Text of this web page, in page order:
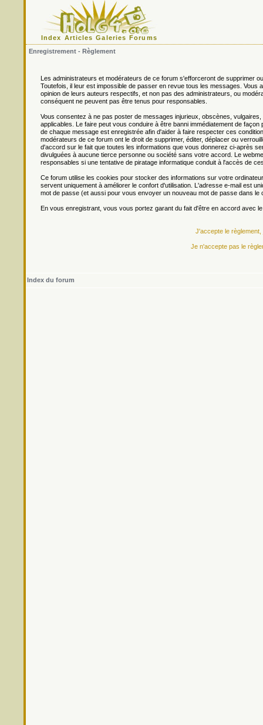
Index Articles Galeries Forums
Enregistrement - Règlement
Les administrateurs et modérateurs de ce forum s'efforceront de supprimer
Toutefois, il leur est impossible de passer en revue tous les messages.
opinion de leurs auteurs respectifs, et non pas des administrateurs, ou
conséquent ne peuvent pas être tenus pour responsables.
Vous consentez à ne pas poster de messages injurieux, obscènes,
applicables. Le faire peut vous conduire à être banni immédiatement de
de chaque message est enregistrée afin d'aider à faire respecter ces
modérateurs de ce forum ont le droit de supprimer, éditer, déplacer ou
d'accord sur le fait que toutes les informations que vous donnerez ci-après
divulguées à aucune tierce personne ou société sans votre accord. Le
responsables si une tentative de piratage informatique conduit à l'accès de
Ce forum utilise les cookies pour stocker des informations sur votre
servent uniquement à améliorer le confort d'utilisation. L'adresse e-mail est
mot de passe (et aussi pour vous envoyer un nouveau mot de passe dans le
En vous enregistrant, vous vous portez garant du fait d'être en accord avec
J'accepte le
Je n'accepte pas le
Index du forum